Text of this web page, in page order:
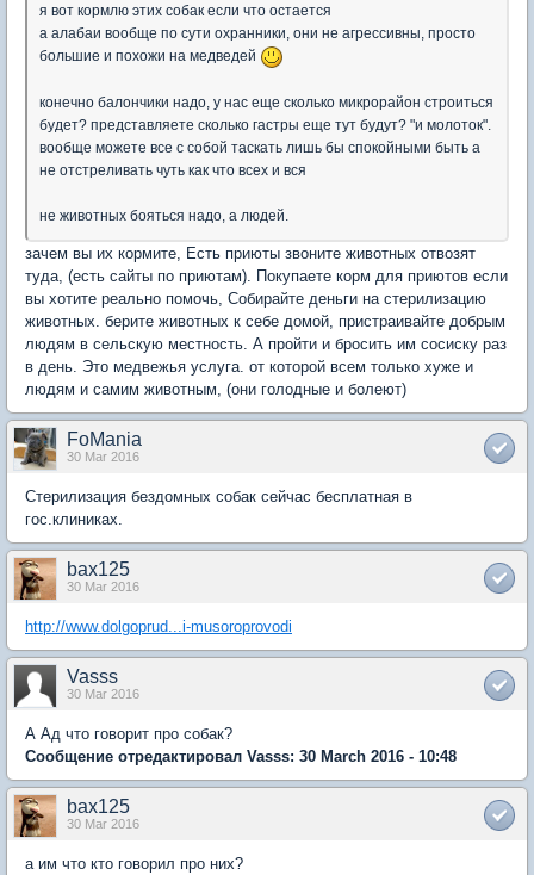
я вот кормлю этих собак если что остается
а алабаи вообще по сути охранники, они не агрессивны, просто
большие и похожи на медведей
конечно балончики надо, у нас еще сколько микрорайон строиться
будет? представляете сколько гастры еще тут будут? "и молоток".
вообще можете все с собой таскать лишь бы спокойными быть а
не отстреливать чуть как что всех и вся
не животных бояться надо, а людей.
зачем вы их кормите, Есть приюты звоните животных отвозят
туда, (есть сайты по приютам). Покупаете корм для приютов если
вы хотите реально помочь, Собирайте деньги на стерилизацию
животных. берите животных к себе домой, пристраивайте добрым
людям в сельскую местность. А пройти и бросить им сосиску раз
в день. Это медвежья услуга. от которой всем только хуже и
людям и самим животным, (они голодные и болеют)
FoMania
30 Mar 2016
Стерилизация бездомных собак сейчас бесплатная в
гос.клиниках.
bax125
30 Mar 2016
http://www.dolgoprud...i-musoroprovodi
Vasss
30 Mar 2016
А Ад что говорит про собак?
Сообщение отредактировал Vasss: 30 March 2016 - 10:48
bax125
30 Mar 2016
а им что кто говорил про них?